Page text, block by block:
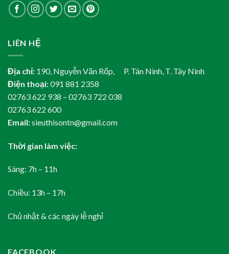
LIÊN HỆ
Địa chỉ: 190, Nguyễn Văn Rốp, P. Tân Ninh, T. Tây Ninh
Điện thoại:091 881 2358
02763 622 938 – 02763 722 038
02763 622 600
Email:sieuthisontn@gmail.com
Thời gian làm việc:
Sáng: 7h – 11h
Chiều: 13h – 17h
Chủ nhật & các ngày lễ nghỉ
FACEBOOK